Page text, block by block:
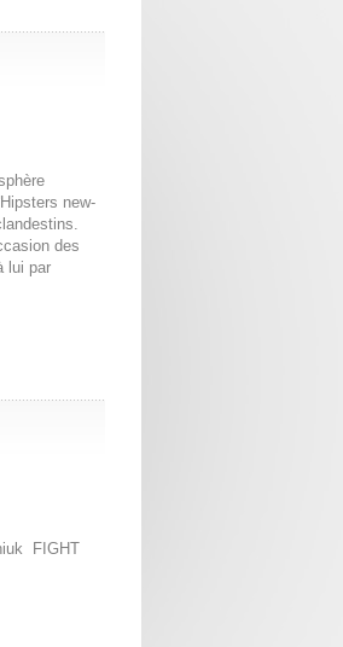
new-
des
lui par
FIGHT